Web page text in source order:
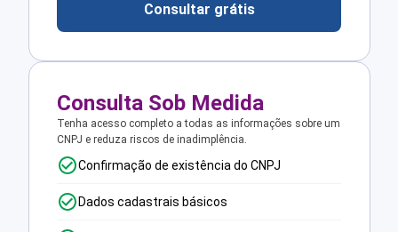
Consultar grátis
Consulta Sob Medida
Tenha acesso completo a todas as informações sobre um
CNPJ e reduza riscos de inadimplência.
Confirmação de existência do CNPJ
Dados cadastrais básicos